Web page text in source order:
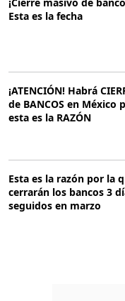
Esta es la fecha
¡ATENCIÓN! Habrá
de BANCOS en México
esta es la RAZÓN
Esta es la razón por la
cerrarán los bancos 3
seguidos en marzo